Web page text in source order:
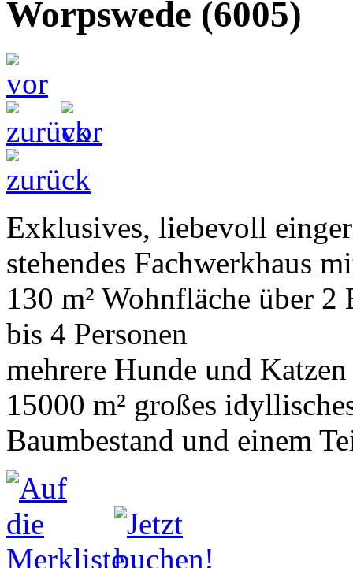
Worpswede (6005)
Exklusives, liebevoll
stehendes Fachwerkhaus
130 m² Wohnfläche über 2
bis 4 Personen
mehrere Hunde und
15000 m² großes
Baumbestand und einem